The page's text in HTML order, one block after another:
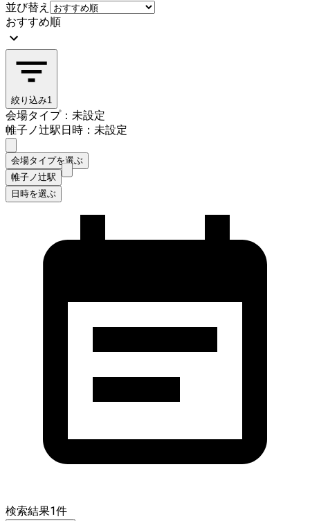
並び替え
おすすめ順
絞り込み1
会場タイプ：未設定
帷子ノ辻駅日時：未設定
会場タイプを選ぶ
帷子ノ辻駅
日時を選ぶ
検索結果1件